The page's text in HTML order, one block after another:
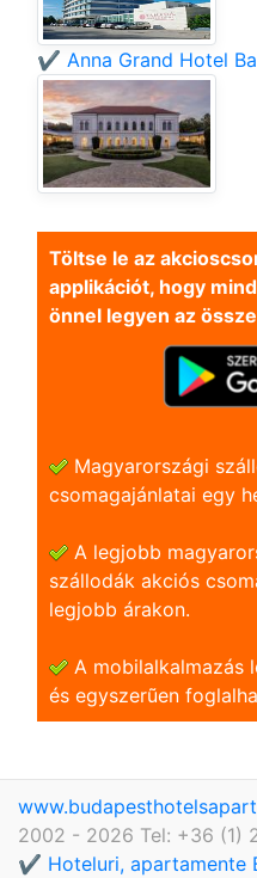
✔️ Anna Grand Hotel
Töltse le az
applikációt, hogy
önnel legyen az
Magyarországi
csomagajánlatai egy
A legjobb
szállodák akciós
legjobb árakon.
A mobilalkalmazás
és egyszerũen
2002 - 2026 Tel: +36 (1)
✔️ Hoteluri, apartamente